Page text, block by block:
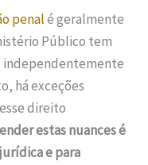
penalé geralmente
Público tem
independentemente
há exceções
direito
estas nuances é
e para